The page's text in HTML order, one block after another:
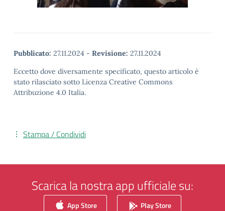
Pubblicato: 27.11.2024 - Revisione: 27.11.2024
Eccetto dove diversamente specificato, questo articolo è
stato rilasciato sotto Licenza Creative Commons
Attribuzione 4.0 Italia.
Stampa / Condividi
Scarica la nostra app ufficiale su:
App Store Play Store